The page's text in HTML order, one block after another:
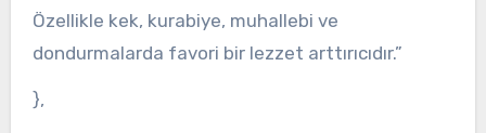
Özellikle kek, kurabiye, muhallebi ve
dondurmalarda favori bir lezzet arttırıcıdır.”
},